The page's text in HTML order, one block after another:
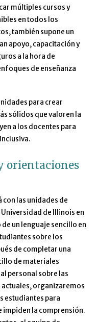
múltiples cursos y
en todos los
también supone un
apoyo, capacitación y
a la hora de
de enseñanza
para crear
sólidos que valoren la
a los docentes para
orientaciones
las unidades de
de Illinois en
un lenguaje sencillo en
sobre los
de completar una
de materiales
personal sobre las
organizaremos
estudiantes para
impiden la comprensión.